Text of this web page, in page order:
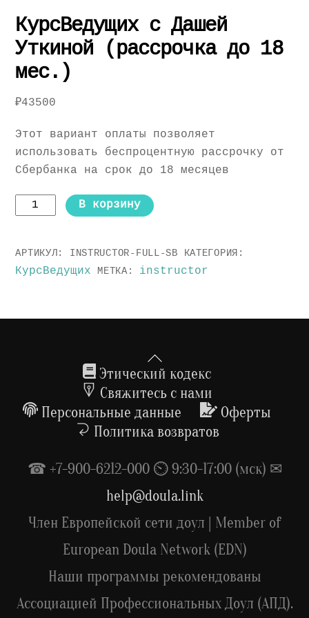
КурсВедущих с Дашей
Уткиной (рассрочка до 18
мес.)
₽43500
Этот вариант оплаты позволяет
использовать беспроцентную рассрочку от
Сбербанка на срок до 18 месяцев
Количество
с
Дашей
В корзину
АРТИКУЛ: INSTRUCTOR-FULL-SB КАТЕГОРИЯ:
КурсВедущих МЕТКА: instructor
Back
To
Top
Этический кодекс
Свяжитесь с нами
Персональные данные
Оферты
Политика возвратов
☎ +7-900-6212-000 ⏲ 9:30-17:00 (мск) ✉
help@doula.link
Член Европейской сети доул | Member of
European Doula Network (EDN)
Наши программы рекомендованы
Ассоциацией Профессиональных Доул (АПД).